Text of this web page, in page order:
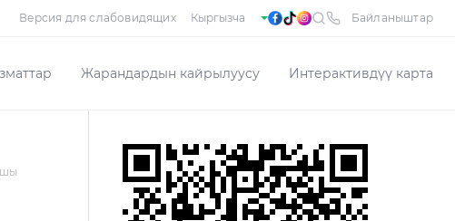
Версия для слабовидящих Байланыштар
Жарандардын кайрылуусу Интерактивдүү карта